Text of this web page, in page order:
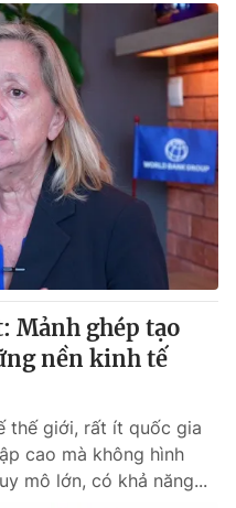
Mảnh ghép tạo
nền kinh tế
thế giới, rất ít quốc gia
cao mà không hình
mô lớn, có khả năng...